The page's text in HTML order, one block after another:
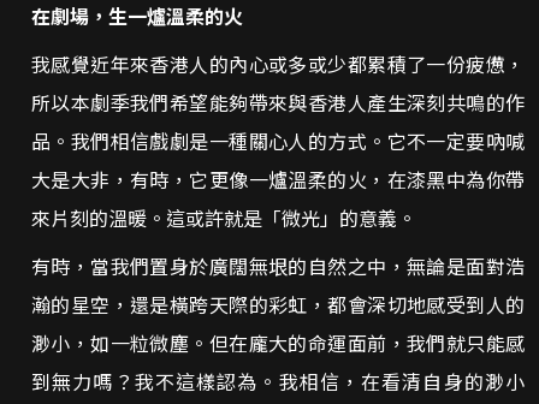
在劇場，生一爐溫柔的火
我感覺近年來香港人的內心或多或少都累積了一份疲憊，
所以本劇季我們希望能夠帶來與香港人產生深刻共鳴的作
品。我們相信戲劇是一種關心人的方式。它不一定要吶喊
大是大非，有時，它更像一爐溫柔的火，在漆黑中為你帶
來片刻的溫暖。這或許就是「微光」的意義。
有時，當我們置身於廣闊無垠的自然之中，無論是面對浩
瀚的星空，還是橫跨天際的彩虹，都會深切地感受到人的
渺小，如一粒微塵。但在龐大的命運面前，我們就只能感
到無力嗎？我不這樣認為。我相信，在看清自身的渺小